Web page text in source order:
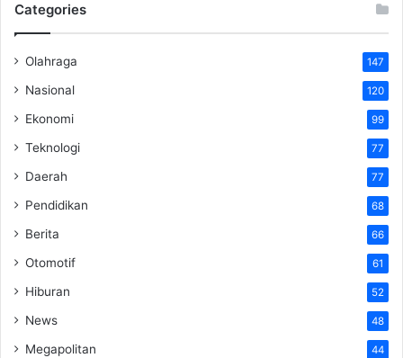
Categories
Olahraga 147
Nasional 120
Ekonomi 99
Teknologi 77
Daerah 77
Pendidikan 68
Berita 66
Otomotif 61
Hiburan 52
News 48
Megapolitan 44